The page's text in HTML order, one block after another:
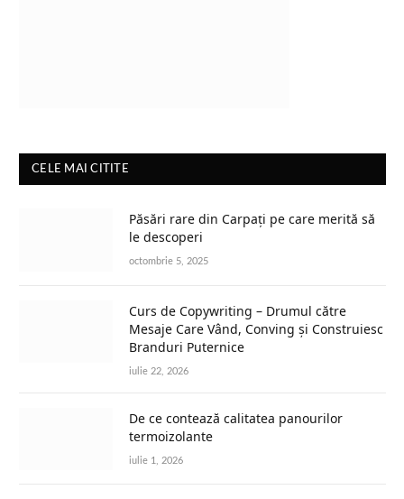
CELE MAI CITITE
Păsări rare din Carpați pe care merită să
le descoperi
octombrie 5, 2025
Curs de Copywriting – Drumul către
Mesaje Care Vând, Conving și Construiesc
Branduri Puternice
iulie 22, 2026
De ce contează calitatea panourilor
termoizolante
iulie 1, 2026